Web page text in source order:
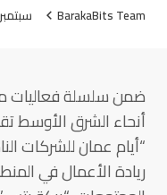
BarakaBits Team سبتمبر 1, 2014
ضمن سلسلة فعاليات
أنحاء الشرق الأوسط
“أيام عمان للشركات
ريادة الأعمال في